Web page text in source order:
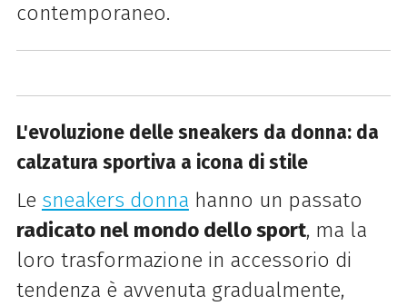
contemporaneo.
L'evoluzione delle sneakers da donna: da
calzatura sportiva a icona di stile
Le sneakers donna hanno un passato
radicato nel mondo dello sport, ma la
loro trasformazione in accessorio di
tendenza è avvenuta gradualmente,